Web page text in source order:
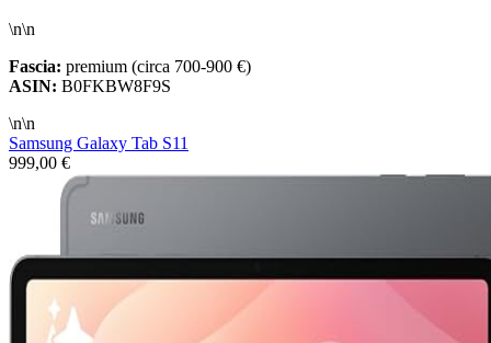
\n\n
Fascia: premium (circa 700-900 €)
ASIN: B0FKBW8F9S
\n\n
Samsung Galaxy Tab S11
999,00 €